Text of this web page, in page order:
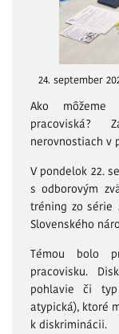
24. september
Ako môžeme
pracoviská?
nerovnostiach v
V pondelok 22.
s odborovým
tréning zo série
Slovenského
Témou bolo
pracovisku.
pohlavie či typ
atypická), ktoré
k diskriminácii.